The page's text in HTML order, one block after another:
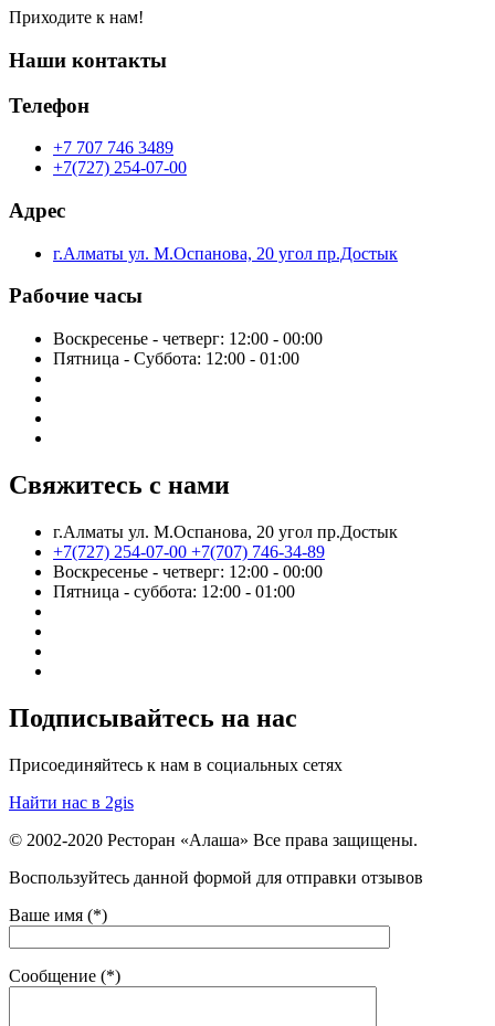
Приходите к нам!
Наши контакты
Телефон
+7 707 746 3489
+7(727) 254-07-00
Адрес
г.Алматы ул. М.Оспанова, 20 угол пр.Достык
Рабочие часы
Воскресенье - четверг: 12:00 - 00:00
Пятница - Суббота: 12:00 - 01:00
Свяжитесь с нами
г.Алматы ул. М.Оспанова, 20 угол пр.Достык
+7(727) 254-07-00 +7(707) 746-34-89
Воскресенье - четверг: 12:00 - 00:00
Пятница - суббота: 12:00 - 01:00
Подписывайтесь на нас
Присоединяйтесь к нам в социальных сетях
Найти нас в 2gis
© 2002-2020 Ресторан «Алаша» Все права защищены.
Воспользуйтесь данной формой для отправки отзывов
Ваше имя (*)
Сообщение (*)